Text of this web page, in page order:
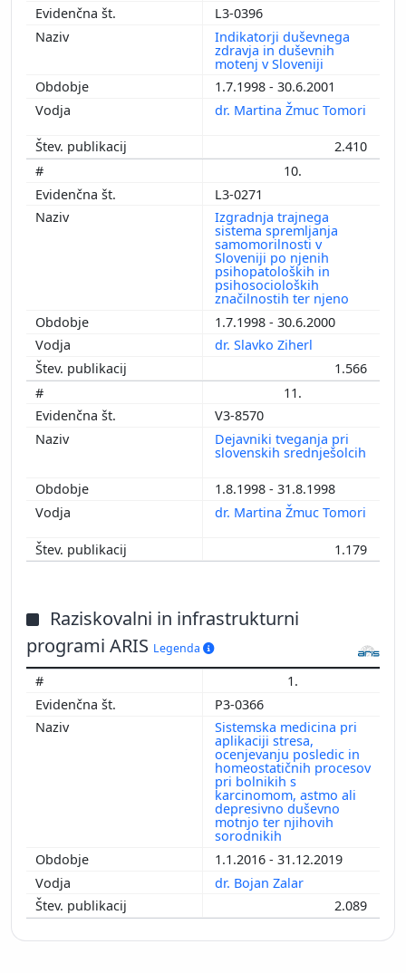
L3-0396
Indikatorji duševnega
zdravja in duševnih
motenj v Sloveniji
1.7.1998 - 30.6.2001
dr. Martina Žmuc Tomori
2.410
10.
L3-0271
Izgradnja trajnega
sistema spremljanja
samomorilnosti v
Sloveniji po njenih
psihopatoloških in
psihosocioloških
značilnostih ter njeno
1.7.1998 - 30.6.2000
dr. Slavko Ziherl
1.566
11.
V3-8570
Dejavniki tveganja pri
slovenskih srednješolcih
1.8.1998 - 31.8.1998
dr. Martina Žmuc Tomori
1.179
Raziskovalni in infrastrukturni
programi ARIS Legenda
1.
P3-0366
Sistemska medicina pri
aplikaciji stresa,
ocenjevanju posledic in
homeostatičnih procesov
pri bolnikih s
karcinomom, astmo ali
depresivno duševno
motnjo ter njihovih
sorodnikih
1.1.2016 - 31.12.2019
dr. Bojan Zalar
2.089